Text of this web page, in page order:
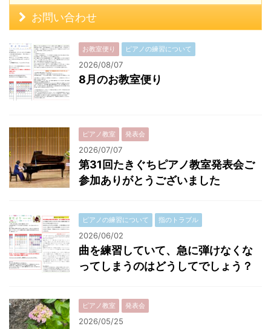
お問い合わせ
お教室便り ピアノの練習について
2026/08/07
8月のお教室便り
ピアノ教室 発表会
2026/07/07
第31回たきぐちピアノ教室発表会ご
参加ありがとうございました
ピアノの練習について 指のトラブル
2026/06/02
曲を練習していて、急に弾けなくな
ってしまうのはどうしてでしょう？
ピアノ教室 発表会
2026/05/25